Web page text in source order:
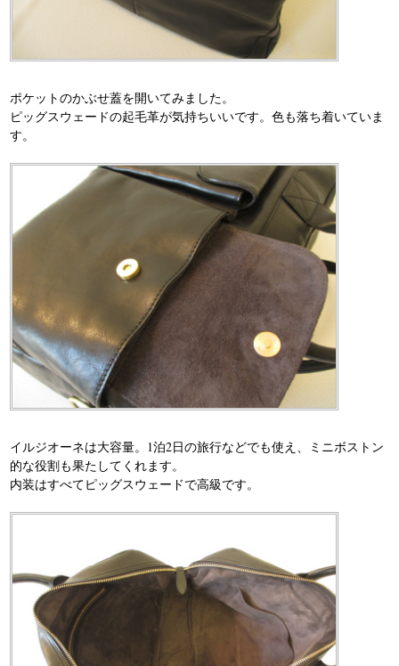
ポケットのかぶせ蓋を開いてみました。
ピッグスウェードの起毛革が気持ちいいです。色も落ち着いていま
す。
イルジオーネは大容量。1泊2日の旅行などでも使え、ミニボストン
的な役割も果たしてくれます。
内装はすべてピッグスウェードで高級です。